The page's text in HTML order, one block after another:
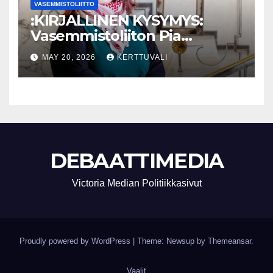
VASEMMISTOLIITTO
:KIRJALLINEN KYSYMYS:
Vasemmistoliiton Pia
Lohikoski: Missä viipyy Orpon
hallituksen drooniohjeistus
kunnille?
MAY 20, 2026 KERTTUVALI
DEBAATTIMEDIA
Victoria Median Politiikkasivut
Proudly powered by WordPress Theme: Newsup by Themeansar.
Vaalit